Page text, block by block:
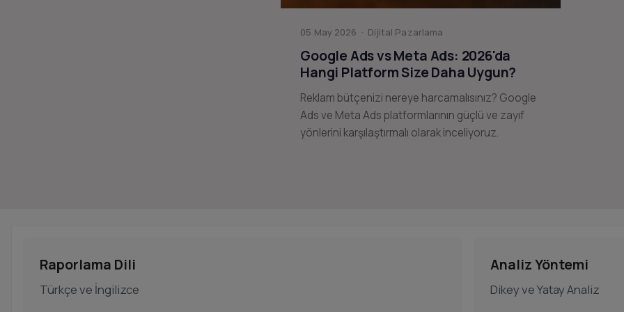
05 May 2026 · Dijital Pazarlama
Google Ads vs Meta Ads: 2026'da
Hangi Platform Size Daha Uygun?
Reklam bütçenizi nereye harcamalısınız? Google
Ads ve Meta Ads platformlarının güçlü ve zayıf
yönlerini karşılaştırmalı olarak inceliyoruz.
Raporlama Dili
Türkçe ve İngilizce
Analiz Yöntemi
Dikey ve Yatay Analiz